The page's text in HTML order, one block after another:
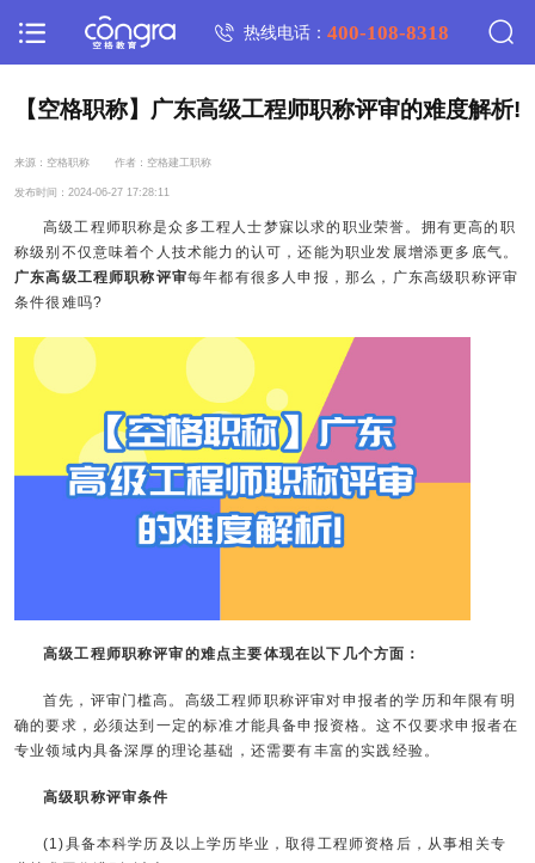
热线电话：400-108-8318
【空格职称】广东高级工程师职称评审的难度解析!
来源：空格职称 作者：空格建工职称
发布时间：2024-06-27 17:28:11
高级工程师职称是众多工程人士梦寐以求的职业荣誉。拥有更高的职
称级别不仅意味着个人技术能力的认可，还能为职业发展增添更多底气。
广东高级工程师职称评审每年都有很多人申报，那么，广东高级职称评审
条件很难吗?
高级工程师职称评审的难点主要体现在以下几个方面：
首先，评审门槛高。高级工程师职称评审对申报者的学历和年限有明
确的要求，必须达到一定的标准才能具备申报资格。这不仅要求申报者在
专业领域内具备深厚的理论基础，还需要有丰富的实践经验。
高级职称评审条件
(1)具备本科学历及以上学历毕业，取得工程师资格后，从事相关专